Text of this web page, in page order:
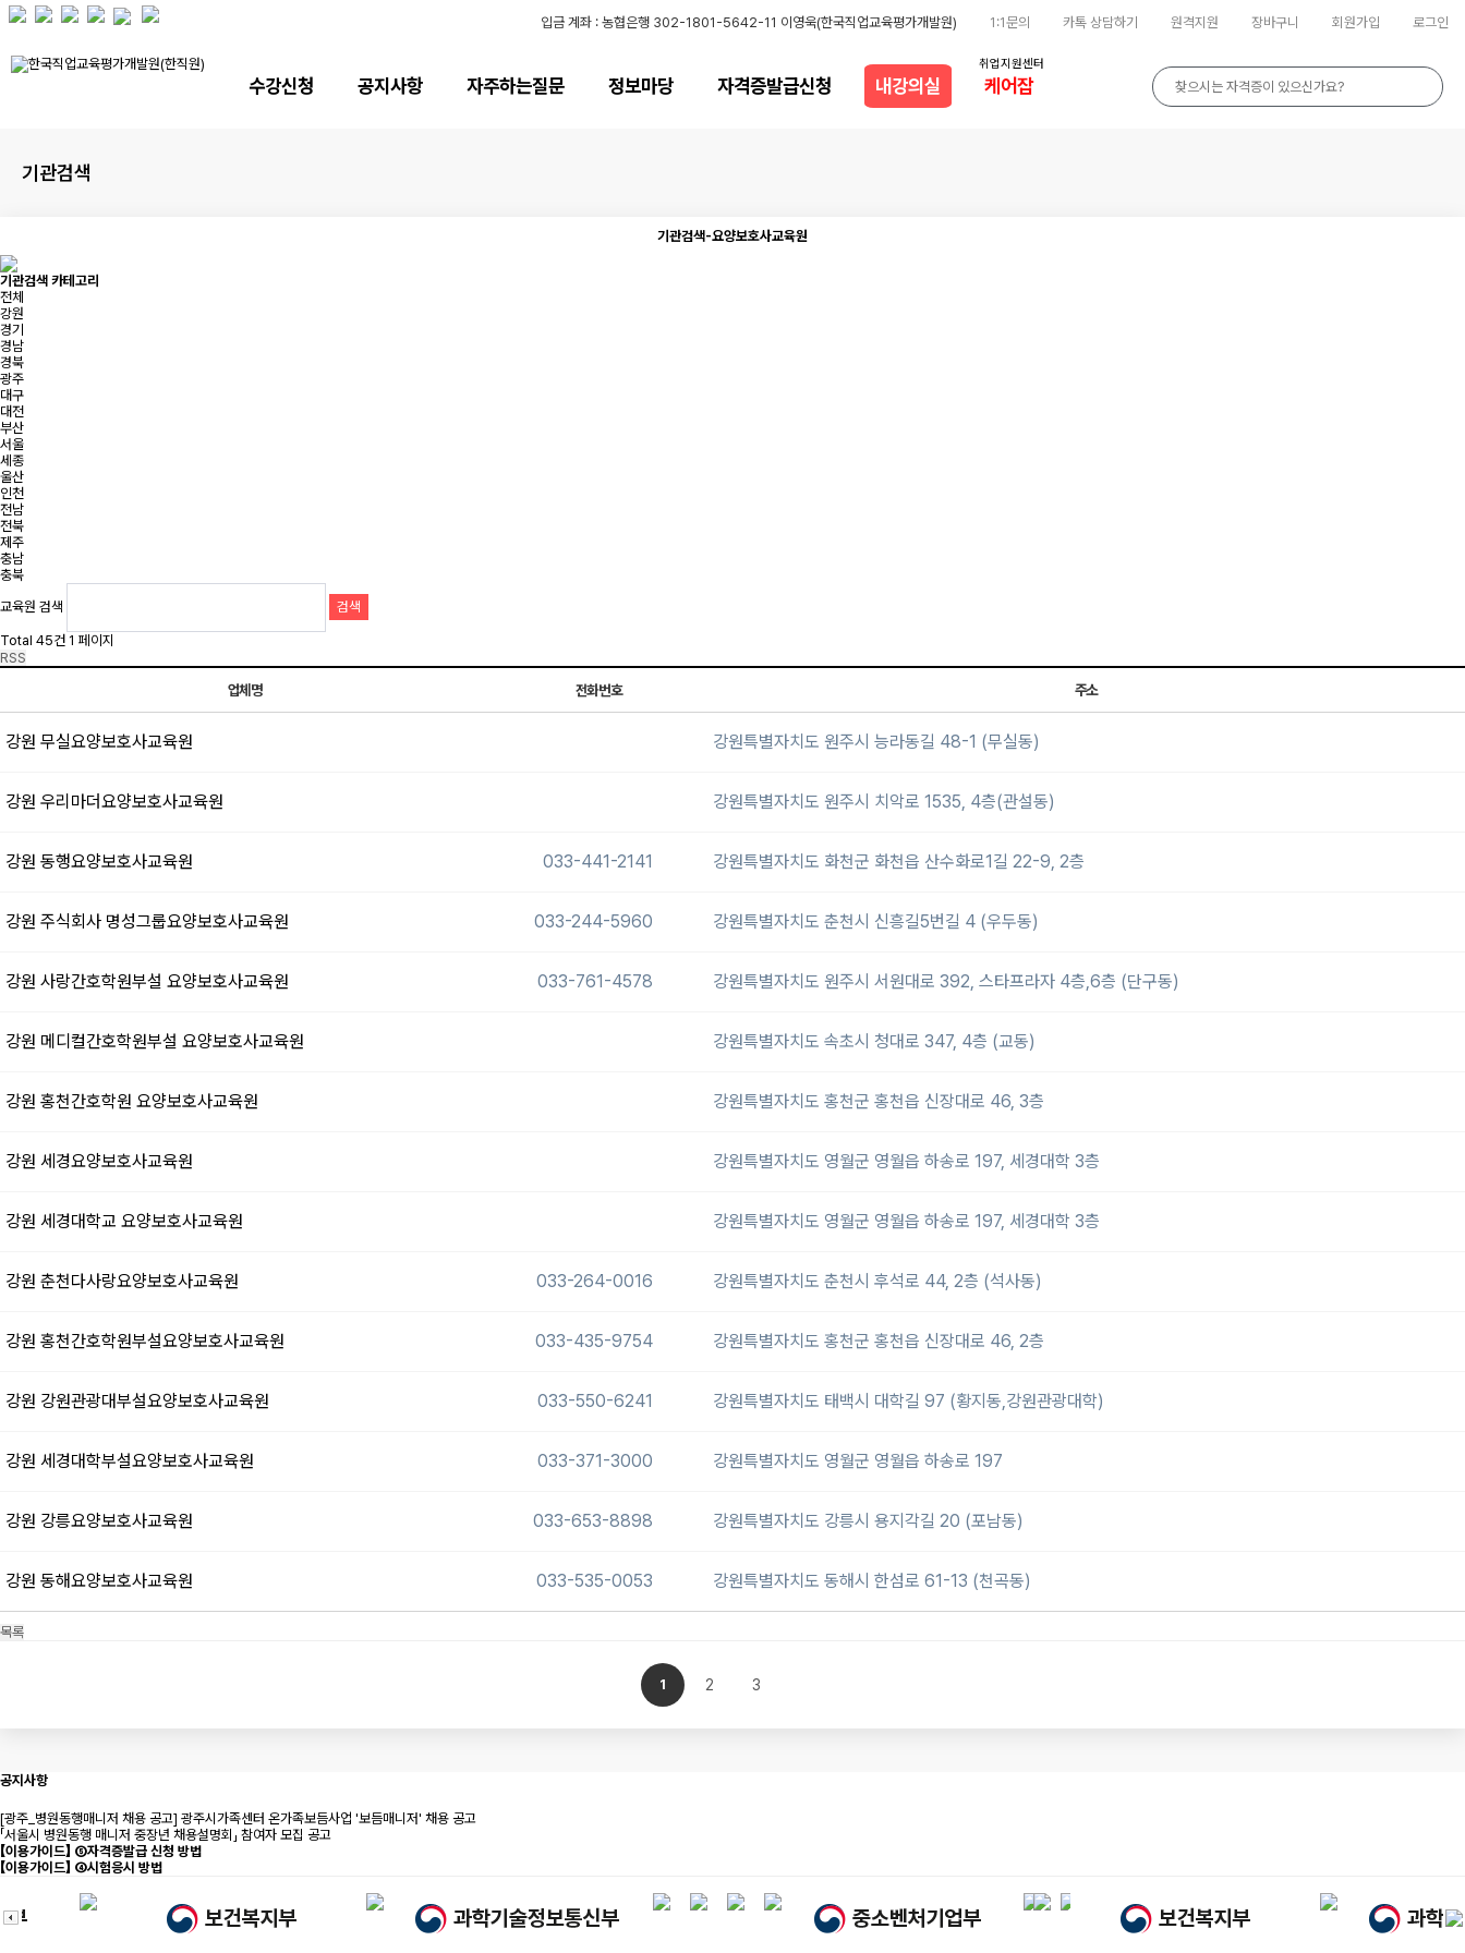
로그인
회원가입
장바구니
원격지원
카톡 상담하기
1:1문의
입금 계좌 : 농협은행 302-1801-5642-11 이영욱(한국직업교육평가개발원)
수강신청 공지사항 자주하는질문 정보마당 자격증발급신청 내강의실 케어잡
취업지원센터
기관검색
기관검색-요양보호사교육원
기관검색 카테고리
전체
강원
경기
경남
경북
광주
대구
대전
부산
서울
세종
울산
인천
전남
전북
제주
충남
충북
교육원 검색
검색
Total 45건 1 페이지
RSS
업체명 전화번호 주소
강원 무실요양보호사교육원 강원특별자치도 원주시 능라동길 48-1 (무실동)
강원 우리마더요양보호사교육원 강원특별자치도 원주시 치악로 1535, 4층(관설동)
강원 동행요양보호사교육원 033-441-2141 강원특별자치도 화천군 화천읍 산수화로1길 22-9, 2층
강원 주식회사 명성그룹요양보호사교육원 033-244-5960 강원특별자치도 춘천시 신흥길5번길 4 (우두동)
강원 사랑간호학원부설 요양보호사교육원 033-761-4578 강원특별자치도 원주시 서원대로 392, 스타프라자 4층,6층 (단구동)
강원 메디컬간호학원부설 요양보호사교육원 강원특별자치도 속초시 청대로 347, 4층 (교동)
강원 홍천간호학원 요양보호사교육원 강원특별자치도 홍천군 홍천읍 신장대로 46, 3층
강원 세경요양보호사교육원 강원특별자치도 영월군 영월읍 하송로 197, 세경대학 3층
강원 세경대학교 요양보호사교육원 강원특별자치도 영월군 영월읍 하송로 197, 세경대학 3층
강원 춘천다사랑요양보호사교육원 033-264-0016 강원특별자치도 춘천시 후석로 44, 2층 (석사동)
강원 홍천간호학원부설요양보호사교육원 033-435-9754 강원특별자치도 홍천군 홍천읍 신장대로 46, 2층
강원 강원관광대부설요양보호사교육원 033-550-6241 강원특별자치도 태백시 대학길 97 (황지동,강원관광대학)
강원 세경대학부설요양보호사교육원 033-371-3000 강원특별자치도 영월군 영월읍 하송로 197
강원 강릉요양보호사교육원 033-653-8898 강원특별자치도 강릉시 용지각길 20 (포남동)
강원 동해요양보호사교육원 033-535-0053 강원특별자치도 동해시 한섬로 61-13 (천곡동)
목록
1 2 3
공지사항
[광주_병원동행매니저 채용 공고] 광주시가족센터 온가족보듬사업 '보듬매니저' 채용 공고
「서울시 병원동행 매니저 중장년 채용설명회」 참여자 모집 공고
【이용가이드】 ⑤자격증발급 신청 방법
【이용가이드】 ④시험응시 방법